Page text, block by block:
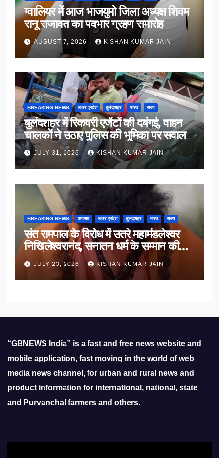
ग्वालियर में आज भाजयुमो जिला अध्यक्ष शिवम
रानू राजावत का पदभार ग्रहण समारोह
AUGUST 7, 2026 KISHAN KUMAR JAIN
BREAKING NEWS उत्तर प्रदेश बुलंदशहर भारत राज्य
बुलंदशहर में रिकवरी एजेंटों की दबंगई, वाहन
चालकों ने उठाए पुलिस की भूमिका पर सवाल
JULY 31, 2026 KISHAN KUMAR JAIN
BREAKING NEWS अपराध उत्तर प्रदेश बुलंदशहर भारत राज्य
संत रामपाल के विरोध में उतरे महामंडलेश्वर
निखिलेश्वरानंद, सनातन धर्म के सम्मान की
उठाई मांग
JULY 23, 2026 KISHAN KUMAR JAIN
“GBNEWS India” is a fast and free news website and
mobile application, fast moving in the world of web
media news channel, for urban and rural news and
product information for international, national, state
and Purvanchal farmers and others.